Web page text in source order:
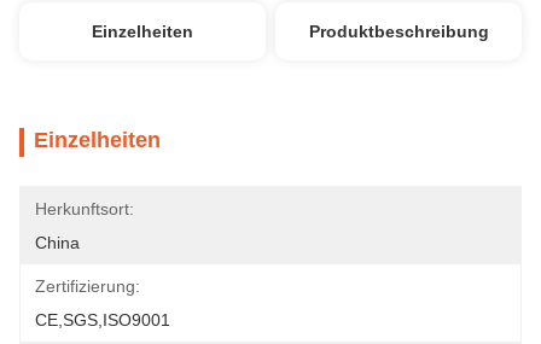
Einzelheiten Produktbeschreibung
Einzelheiten
Herkunftsort:
China
Zertifizierung:
CE,SGS,ISO9001